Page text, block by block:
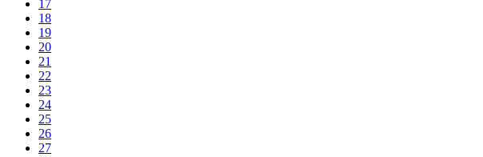
17
18
19
20
21
22
23
24
25
26
27